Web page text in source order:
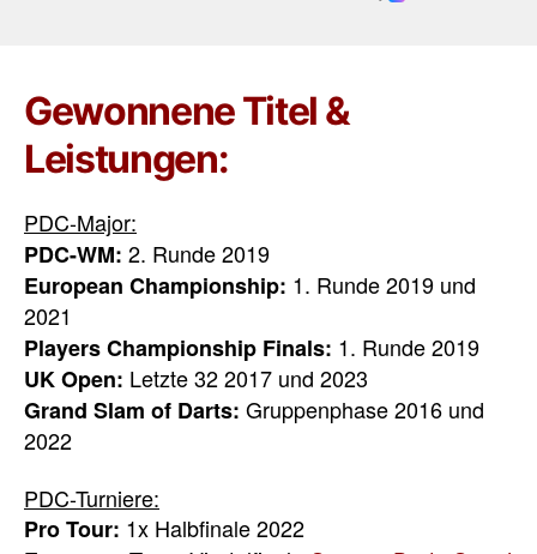
Gewonnene Titel &
Leistungen:
PDC-Major:
PDC-WM: 2. Runde 2019
European Championship: 1. Runde 2019 und
2021
Players Championship Finals: 1. Runde 2019
UK Open: Letzte 32 2017 und 2023
Grand Slam of Darts: Gruppenphase 2016 und
2022
PDC-Turniere:
Pro Tour: 1x Halbfinale 2022